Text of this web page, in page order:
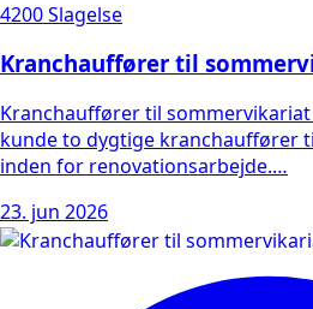
4200 Slagelse
Kranchauffører til
Kranchauffører til
kunde to dygtige kranchauffører
inden for renovationsarbejde.…
23. jun 2026